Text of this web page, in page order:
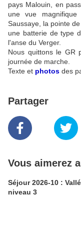
pays Malouin, en
une vue
Saussaye, la pointe
une batterie de type
l'anse du Verger.
Nous quittons le GR
journée de marche.
Texte et photos des
Partager
Vous aimerez
Séjour 2026-10 :
niveau 3